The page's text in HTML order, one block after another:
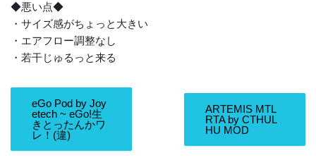
◆悪い点◆
・サイズ感がちょっと大きい
・エアフロー調整なし
・若干じゅるっと来る
eGo Pod by Joy
etech ~ eGo!生
きとったんかワ
レ！(違)
ARTEMIS MTL
RTA by CTHUL
HU MOD